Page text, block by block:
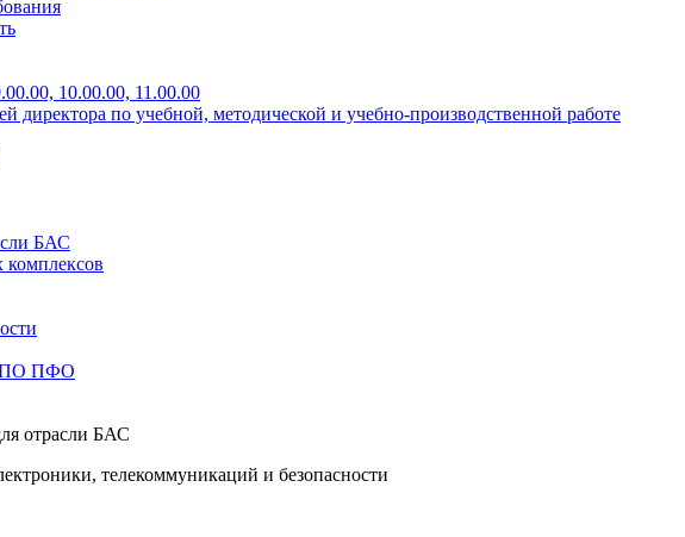
10.00.00, 11.00.00
директора по учебной, методической и учебно-производственной работе
БАС
комплексов
СПО ПФО
отрасли БАС
телекоммуникаций и безопасности